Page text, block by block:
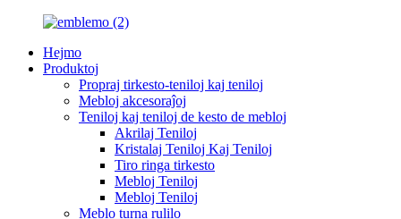
Hejmo
Produktoj
Propraj tirkesto-teniloj kaj teniloj
Mebloj akcesoraĵoj
Teniloj kaj teniloj de kesto de mebloj
Akrilaj Teniloj
Kristalaj Teniloj Kaj Teniloj
Tiro ringa tirkesto
Mebloj Teniloj
Mebloj Teniloj
Meblo turna rulilo